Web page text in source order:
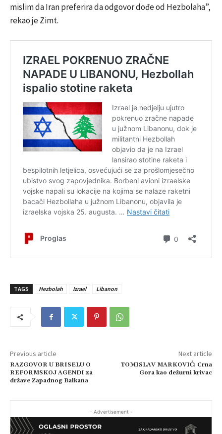
mislim da Iran preferira da odgovor dođe od Hezbolaha”,
rekao je Zimt.
TAGS Hezbolah Izrael Libanon
Previous article
RAZGOVOR U BRISELU O
REFORMSKOJ AGENDI za
države Zapadnog Balkana
Next article
TOMISLAV MARKOVIĆ: Crna
Gora kao dežurni krivac
- Advertisement -